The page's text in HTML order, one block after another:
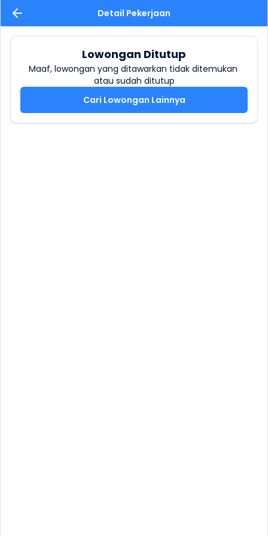
Detail Pekerjaan
Lowongan Ditutup
Maaf, lowongan yang ditawarkan tidak ditemukan
atau sudah ditutup
Cari Lowongan Lainnya